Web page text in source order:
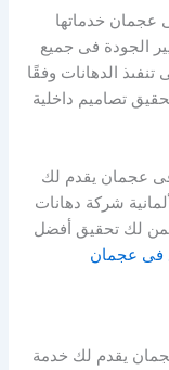
عجمان خدماتها
الجودة فى جميع
الدهانات وفقًا
تصاميم داخلية
فى عجمان يقدم لك
شركة دهانات
لك تحقيق أفضل
فى عجمان
يقدم لك خدمة